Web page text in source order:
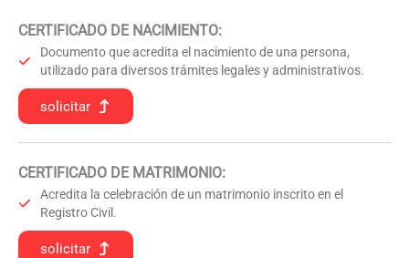
CERTIFICADO DE NACIMIENTO:
Documento que acredita el nacimiento de una persona,
utilizado para diversos trámites legales y administrativos.
solicitar
CERTIFICADO DE MATRIMONIO:
Acredita la celebración de un matrimonio inscrito en el
Registro Civil.
solicitar